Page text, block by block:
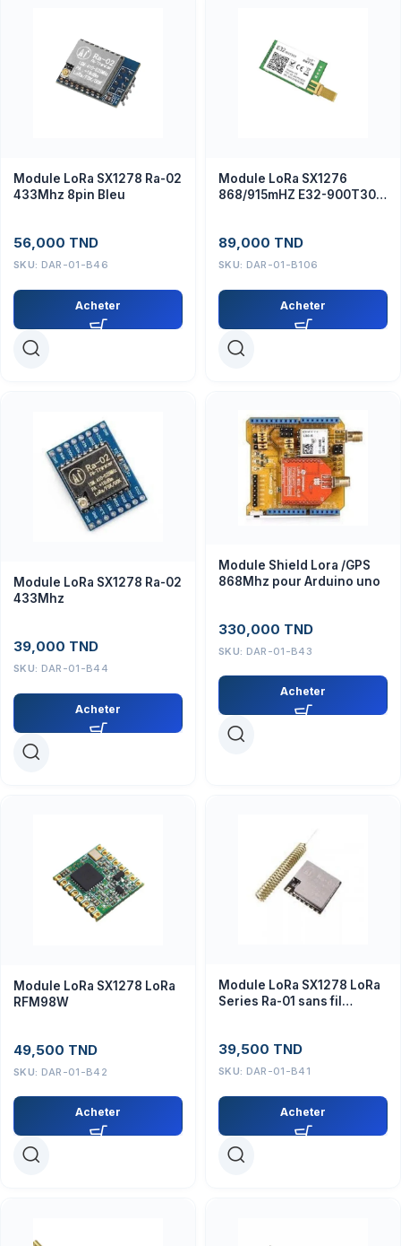
Module LoRa SX1278 Ra-02
433Mhz 8pin Bleu
56,000 TND
SKU: DAR-01-B46
Acheter
Module LoRa SX1276
868/915mHZ E32-900T30D
89,000 TND
SKU: DAR-01-B106
Acheter
Module LoRa SX1278 Ra-02
433Mhz
39,000 TND
SKU: DAR-01-B44
Acheter
Module Shield Lora /GPS
868Mhz pour Arduino uno
330,000 TND
SKU: DAR-01-B43
Acheter
Module LoRa SX1278 LoRa
RFM98W
49,500 TND
SKU: DAR-01-B42
Acheter
Module LoRa SX1278 LoRa
Series Ra-01 sans fil
39,500 TND
SKU: DAR-01-B41
Acheter